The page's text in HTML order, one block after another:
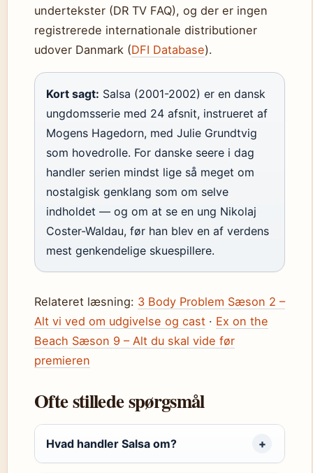
undertekster (DR TV FAQ), og der er ingen
registrerede internationale distributioner
udover Danmark (DFI Database).
Kort sagt: Salsa (2001-2002) er en dansk
ungdomsserie med 24 afsnit, instrueret af
Mogens Hagedorn, med Julie Grundtvig
som hovedrolle. For danske seere i dag
handler serien mindst lige så meget om
nostalgisk genklang som om selve
indholdet — og om at se en ung Nikolaj
Coster-Waldau, før han blev en af verdens
mest genkendelige skuespillere.
Relateret læsning: 3 Body Problem Sæson 2 –
Alt vi ved om udgivelse og cast · Ex on the
Beach Sæson 9 – Alt du skal vide før
premieren
Ofte stillede spørgsmål
Hvad handler Salsa om?